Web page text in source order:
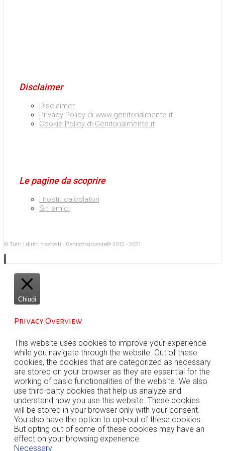
Disclaimer
Disclaimer
Privacy Policy di www.genitorialmente.it
Cookie Policy di Genitorialmente.it
Le pagine da scoprire
I nostri calcolatori
Siti amici
© Tutti i diritti riservati - Genitorialmente® 2012 - 2021
Chiudi
Privacy Overview
This website uses cookies to improve your experience
while you navigate through the website. Out of these
cookies, the cookies that are categorized as necessary
are stored on your browser as they are essential for the
working of basic functionalities of the website. We also
use third-party cookies that help us analyze and
understand how you use this website. These cookies
will be stored in your browser only with your consent.
You also have the option to opt-out of these cookies.
But opting out of some of these cookies may have an
effect on your browsing experience.
Necessary